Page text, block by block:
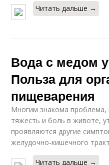
Читать дальше →
Вода с медом
Польза для
пищеварения
Многим знакома проблема,
тяжесть и боль в животе,
проявляются другие
желудочно-кишечного
Читать дальше →